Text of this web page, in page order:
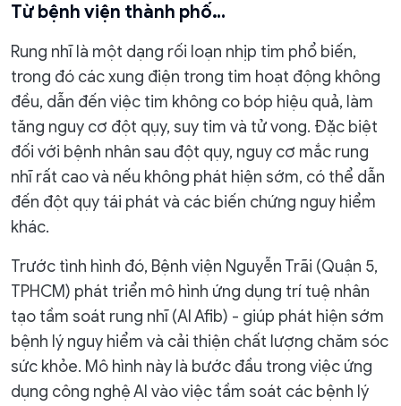
Từ bệnh viện thành phố…
Rung nhĩ là một dạng rối loạn nhịp tim phổ biến,
trong đó các xung điện trong tim hoạt động không
đều, dẫn đến việc tim không co bóp hiệu quả, làm
tăng nguy cơ đột qụy, suy tim và tử vong. Đặc biệt
đối với bệnh nhân sau đột qụy, nguy cơ mắc rung
nhĩ rất cao và nếu không phát hiện sớm, có thể dẫn
đến đột qụy tái phát và các biến chứng nguy hiểm
khác.
Trước tình hình đó, Bệnh viện Nguyễn Trãi (Quận 5,
TPHCM) phát triển mô hình ứng dụng trí tuệ nhân
tạo tầm soát rung nhĩ (AI Afib) - giúp phát hiện sớm
bệnh lý nguy hiểm và cải thiện chất lượng chăm sóc
sức khỏe. Mô hình này là bước đầu trong việc ứng
dụng công nghệ AI vào việc tầm soát các bệnh lý